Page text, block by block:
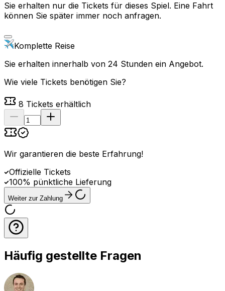
Sie erhalten nur die Tickets für dieses Spiel. Eine Fahrt
können Sie später immer noch anfragen.
Komplette Reise
Sie erhalten innerhalb von 24 Stunden ein Angebot.
Wie viele Tickets benötigen Sie?
8 Tickets erhältlich
Wir garantieren die beste Erfahrung!
Offizielle Tickets
100% pünktliche Lieferung
Weiter zur Zahlung
Häufig gestellte Fragen